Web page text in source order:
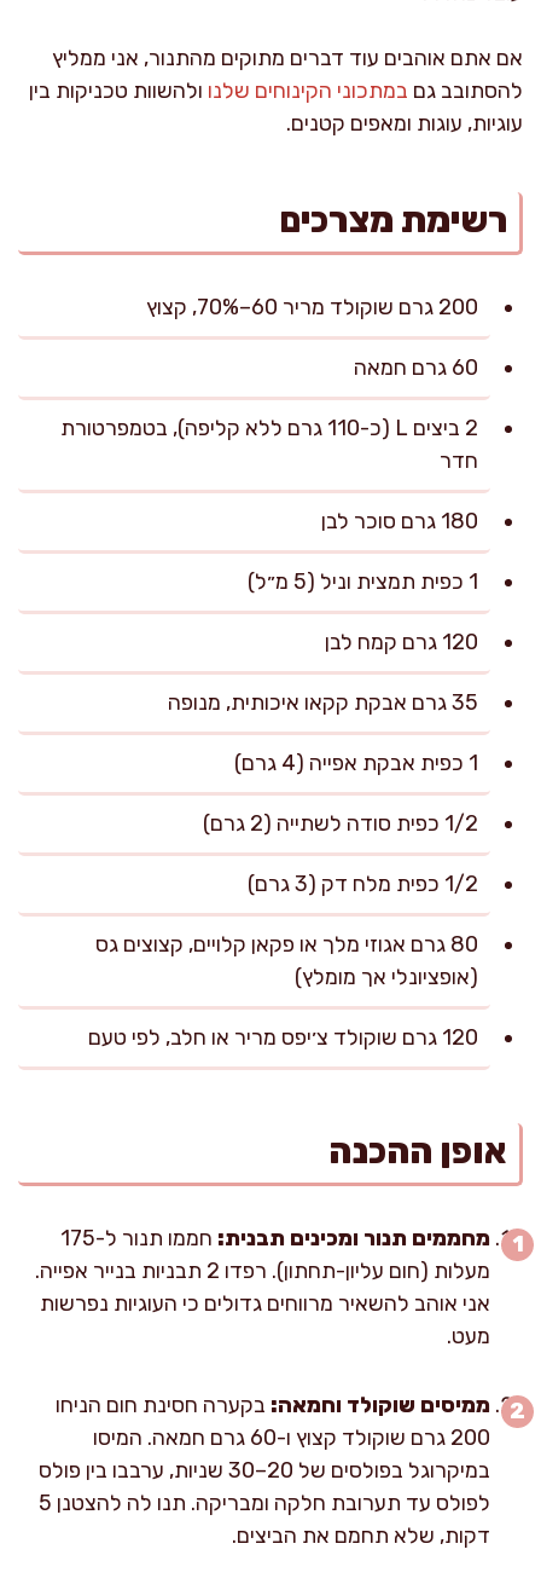
אם אתם אוהבים עוד דברים מתוקים מהתנור, אני ממליץ
להסתובב גם במתכוני הקינוחים שלנו ולהשוות טכניקות בין
עוגיות, עוגות ומאפים קטנים.
רשימת מצרכים
200 גרם שוקולד מריר 60–70%, קצוץ
60 גרם חמאה
2 ביצים L (כ-110 גרם ללא קליפה), בטמפרטורת
חדר
180 גרם סוכר לבן
1 כפית תמצית וניל (5 מ״ל)
120 גרם קמח לבן
35 גרם אבקת קקאו איכותית, מנופה
1 כפית אבקת אפייה (4 גרם)
1/2 כפית סודה לשתייה (2 גרם)
1/2 כפית מלח דק (3 גרם)
80 גרם אגוזי מלך או פקאן קלויים, קצוצים גס
(אופציונלי אך מומלץ)
120 גרם שוקולד צ׳יפס מריר או חלב, לפי טעם
אופן ההכנה
מחממים תנור ומכינים תבנית:
חממו תנור ל-175
מעלות (חום עליון-תחתון). רפדו 2 תבניות בנייר אפייה.
אני אוהב להשאיר מרווחים גדולים כי העוגיות נפרשות
מעט.
ממיסים שוקולד וחמאה: בקערה חסינת חום הניחו
200 גרם שוקולד קצוץ ו-60 גרם חמאה. המיסו
במיקרוגל בפולסים של 20–30 שניות, ערבבו בין פולס
לפולס עד תערובת חלקה ומבריקה. תנו לה להצטנן 5
דקות, שלא תחמם את הביצים.